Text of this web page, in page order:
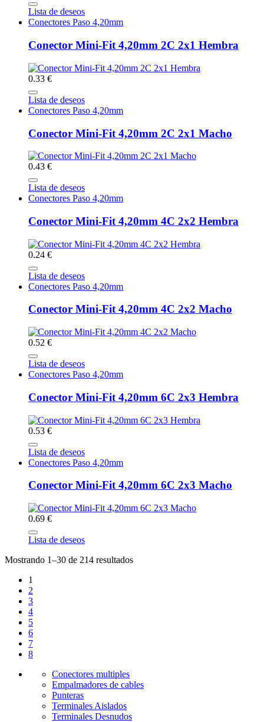
Lista de deseos
Conectores Paso 4,20mm
Conector Mini-Fit 4,20mm 2C 2x1 Hembra
0.33 €
Lista de deseos
Conectores Paso 4,20mm
Conector Mini-Fit 4,20mm 2C 2x1 Macho
0.43 €
Lista de deseos
Conectores Paso 4,20mm
Conector Mini-Fit 4,20mm 4C 2x2 Hembra
0.24 €
Lista de deseos
Conectores Paso 4,20mm
Conector Mini-Fit 4,20mm 4C 2x2 Macho
0.52 €
Lista de deseos
Conectores Paso 4,20mm
Conector Mini-Fit 4,20mm 6C 2x3 Hembra
0.53 €
Lista de deseos
Conectores Paso 4,20mm
Conector Mini-Fit 4,20mm 6C 2x3 Macho
0.69 €
Lista de deseos
Mostrando 1–30 de 214 resultados
1
2
3
4
5
6
7
8
Conectores multiples
Empalmadores de cables
Punteras
Terminales Aislados
Terminales Desnudos